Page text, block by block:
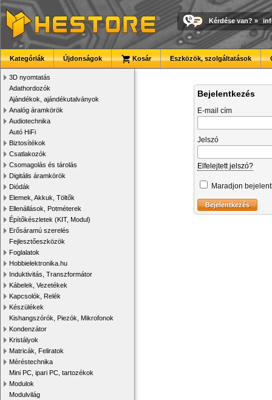
Kérdése van? »
Kategóriák Újdonságok Kosár Eszközök, szolgáltatások
3D nyomtatás
Adathordozók
Ajándékok, ajándékutalványok
Analóg áramkörök
Audiotechnika
Autó HiFi
Biztosítékok
Csatlakozók
Csomagolás és tárolás
Digitális áramkörök
Diódák
Elemek, Akkuk, Töltők
Ellenállások, Potméterek
Építőkészletek (KIT, Modul)
Erősáramú szerelés
Fejlesztőeszközök
Foglalatok
Hobbielektronika.hu
Induktivitás, Transzformátor
Kábelek, Vezetékek
Kapcsolók, Relék
Készülékek
Kishangszórók, Piezók, Mikrofonok
Kondenzátor
Kristályok
Matricák, Feliratok
Méréstechnika
Mini PC, ipari PC, tartozékok
Modulok
Modulvilág
Bejelentkezés
E-mail cím
Jelszó
Elfelejtett jelszó?
Maradjon